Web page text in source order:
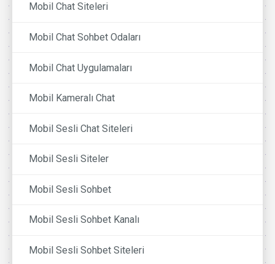
Mobil Chat Siteleri
Mobil Chat Sohbet Odaları
Mobil Chat Uygulamaları
Mobil Kameralı Chat
Mobil Sesli Chat Siteleri
Mobil Sesli Siteler
Mobil Sesli Sohbet
Mobil Sesli Sohbet Kanalı
Mobil Sesli Sohbet Siteleri